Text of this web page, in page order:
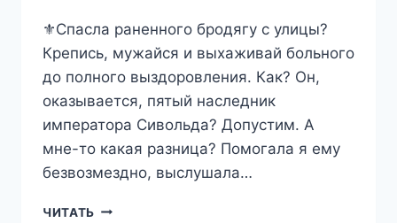
⚜️Спасла раненного бродягу с улицы?
Крепись, мужайся и выхаживай больного
до полного выздоровления. Как? Он,
оказывается, пятый наследник
императора Сивольда? Допустим. А
мне-то какая разница? Помогала я ему
безвозмездно, выслушала…
ЧИТАТЬ ТРАКТИРНЫЕ